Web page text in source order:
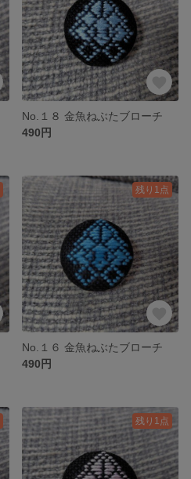
No.１８ 金魚ねぶたブローチ
490円
残り1点
No.１６ 金魚ねぶたブローチ
490円
残り1点